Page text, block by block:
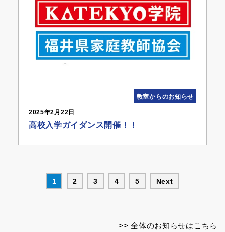
教室からのお知らせ
2025年2月22日
高校入学ガイダンス開催！！
1 2 3 4 5 Next
全体のお知らせはこちら